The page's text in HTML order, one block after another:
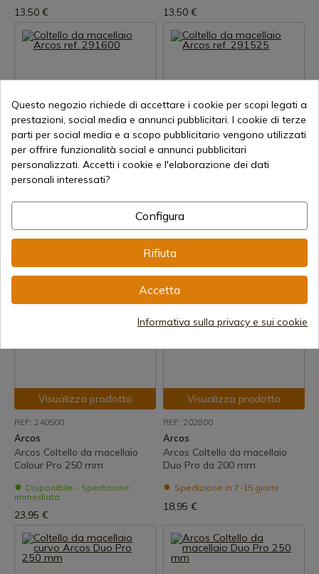
13,50 € 13,50 €
Visualizza prodotto
REF: 291600
Arcos
Coltello da macellaio Arcos ref.
Disponibile - Spedizione
Visualizza prodotto
REF: 291525
Coltello da macellaio Arcos ref.
291525
Disponibile - Spedizione
Visualizza prodotto
REF: 240500
Arcos
Arcos Coltello da macellaio
Colour Pro 250 mm
Disponibile - Spedizione
immediata
23,95 €
Visualizza prodotto
REF: 202800
Arcos
Arcos Coltello da macellaio
Duo Pro da 200 mm
Spedizione in 7-15 giorni
18,95 €
Questo negozio richiede di accettare i cookie per scopi legati a
prestazioni, social media e annunci pubblicitari. I cookie di terze
parti per social media e a scopo pubblicitario vengono utilizzati
per offrire funzionalità social e annunci pubblicitari
personalizzati. Accetti i cookie e l'elaborazione dei dati
personali interessati?
Configura
Rifiuta
Accetta
Informativa sulla privacy e sui cookie